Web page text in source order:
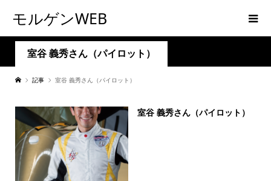
モルゲンWEB
室谷 義秀さん（パイロット）
記事 室谷 義秀さん（パイロット）
室谷 義秀さん（パイロット）